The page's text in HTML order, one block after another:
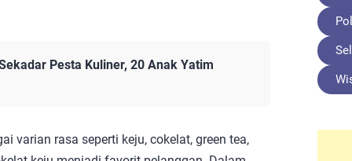
Pesta Kuliner, 20 Anak Yatim
varian rasa seperti keju, cokelat, green tea,